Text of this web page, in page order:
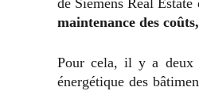
maintenance des
Pour cela, il y a deux
énergétique des